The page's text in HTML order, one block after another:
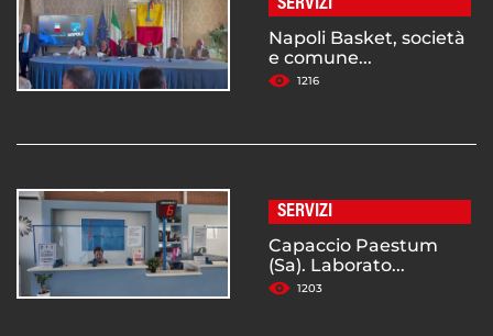
SERVIZI
Napoli Basket, società
e comune...
1216
SERVIZI
Capaccio Paestum
(Sa). Laborato...
1203